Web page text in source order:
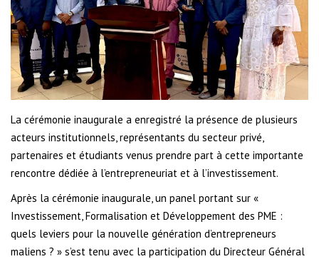
La cérémonie inaugurale a enregistré la présence de plusieurs
acteurs institutionnels, représentants du secteur privé,
partenaires et étudiants venus prendre part à cette importante
rencontre dédiée à l’entrepreneuriat et à l’investissement.
Après la cérémonie inaugurale, un panel portant sur «
Investissement, Formalisation et Développement des PME :
quels leviers pour la nouvelle génération d’entrepreneurs
maliens ? » s’est tenu avec la participation du Directeur Général